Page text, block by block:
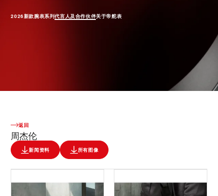
2026新款腕表系列代言人及合作伙伴关于帝舵表
返回
周杰伦
新闻资料 所有图像